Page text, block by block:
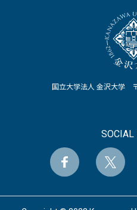
国立大学法人 金沢大学
SOCIAL